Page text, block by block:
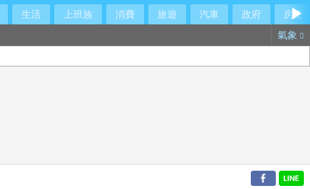
生活 上班族 消費 旅遊 汽車 政府
房產
氣象